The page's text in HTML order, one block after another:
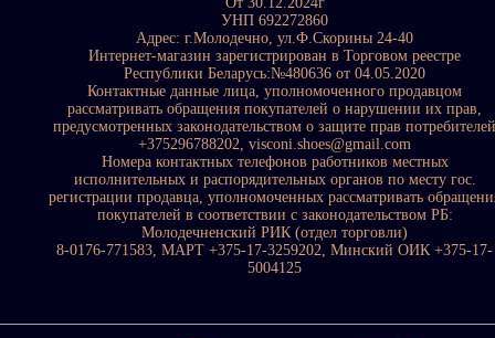
УНП 692272860
Адрес: г.Молодечно, ул.Ф.Скорины 24-40
Интернет-магазин зарегистрирован в Торговом реестре
Республики Беларусь:№480636 от 04.05.2020
Контактные данные лица, уполномоченного продавцом
рассматривать обращения покупателей о нарушении их прав,
предусмотренных законодательством о защите прав потребителей
+375296788202, visconi.shoes@gmail.com
Номера контактных телефонов работников местных
исполнительных и распорядительных органов по месту гос.
регистрации продавца, уполномоченных рассматривать
покупателей в соответствии с законодательством РБ:
Молодечненский РИК (отдел торговли)
8-0176-771583, МАРТ +375-17-3259202, Минский ОИК +375-17-
5004125